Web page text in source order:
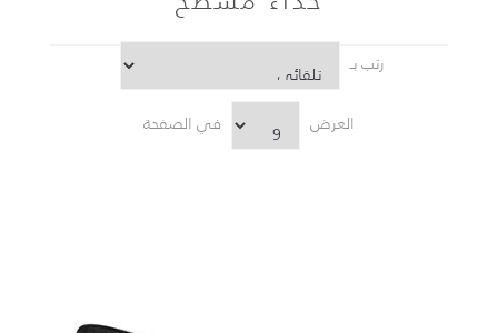
رتب بـ
العرض
في الصفحة